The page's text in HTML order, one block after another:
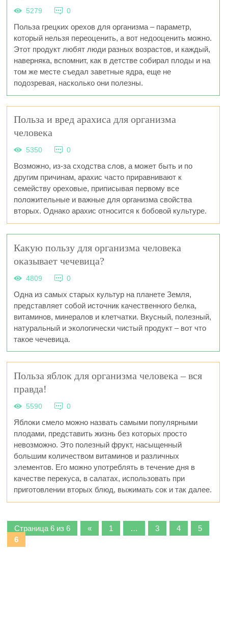
5279 0
Польза грецких орехов для организма – параметр,
который нельзя переоценить, а вот недооценить можно.
Этот продукт любят люди разных возрастов, и каждый,
наверняка, вспомнит, как в детстве собирал плоды и на
том же месте съедал заветные ядра, еще не
подозревая, насколько они полезны.
Польза и вред арахиса для организма
человека
5350 0
Возможно, из-за сходства слов, а может быть и по
другим причинам, арахис часто приравнивают к
семейству ореховые, приписывая первому все
положительные и важные для организма свойства
вторых. Однако арахис относится к бобовой культуре.
Какую пользу для организма человека
оказывает чечевица?
4809 0
Одна из самых старых культур на планете Земля,
представляет собой источник качественного белка,
витаминов, минералов и клетчатки. Вкусный, полезный,
натуральный и экологически чистый продукт – вот что
такое чечевица.
Польза яблок для организма человека – вся
правда!
5590 0
Яблоки смело можно назвать самыми популярными
плодами, представить жизнь без которых просто
невозможно. Это полезный фрукт, насыщенный
большим количеством витаминов и различных
элементов. Его можно употреблять в течение дня в
качестве перекуса, в салатах, использовать при
приготовлении вторых блюд, выжимать сок и так далее.
Страница 6 из 6 « 1 … 3 4
5
6